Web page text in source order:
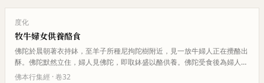
度化
牧牛婦女供養酪食
佛陀於晨朝著衣持鉢，至羊子所種尼拘陀樹附近，見一放牛婦人正在攪酪出
酥。佛陀默然立住，婦人見佛陀，即取鉢盛以酪供養。佛陀受食後為婦人授
三歸五戒。
佛本行集經 · 卷32